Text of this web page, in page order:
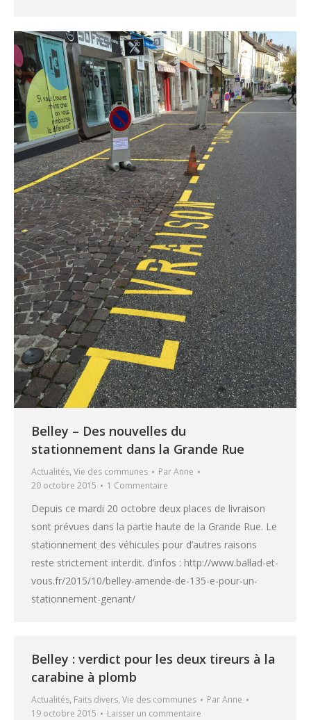
Belley – Des nouvelles du
stationnement dans la Grande Rue
Actualités, Vie des communes ParAnne
20 octobre 2015
1 Commentaire
Depuis ce mardi 20 octobre deux places de livraison
sont prévues dans la partie haute de la Grande Rue. Le
stationnement des véhicules pour d’autres raisons
reste strictement interdit. d’infos : http://www.ballad-et-
vous.fr/2015/10/belley-amende-de-135-e-pour-un-
stationnement-genant/
Belley : verdict pour les deux tireurs à la
carabine à plomb
Actualités, Faits divers, Vie des communes ParAnne
19 octobre 2015
Laisser un commentaire